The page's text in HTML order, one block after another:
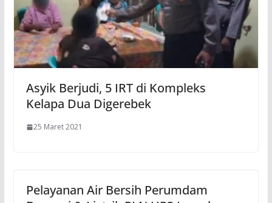
Asyik Berjudi, 5 IRT di Kompleks
Kelapa Dua Digerebek
25 Maret 2021
Pelayanan Air Bersih Perumdam